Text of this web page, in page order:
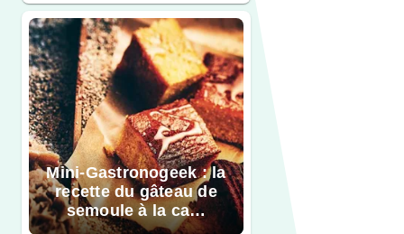
Mini-Gastronogeek : la
recette du gâteau de
semoule à la ca…